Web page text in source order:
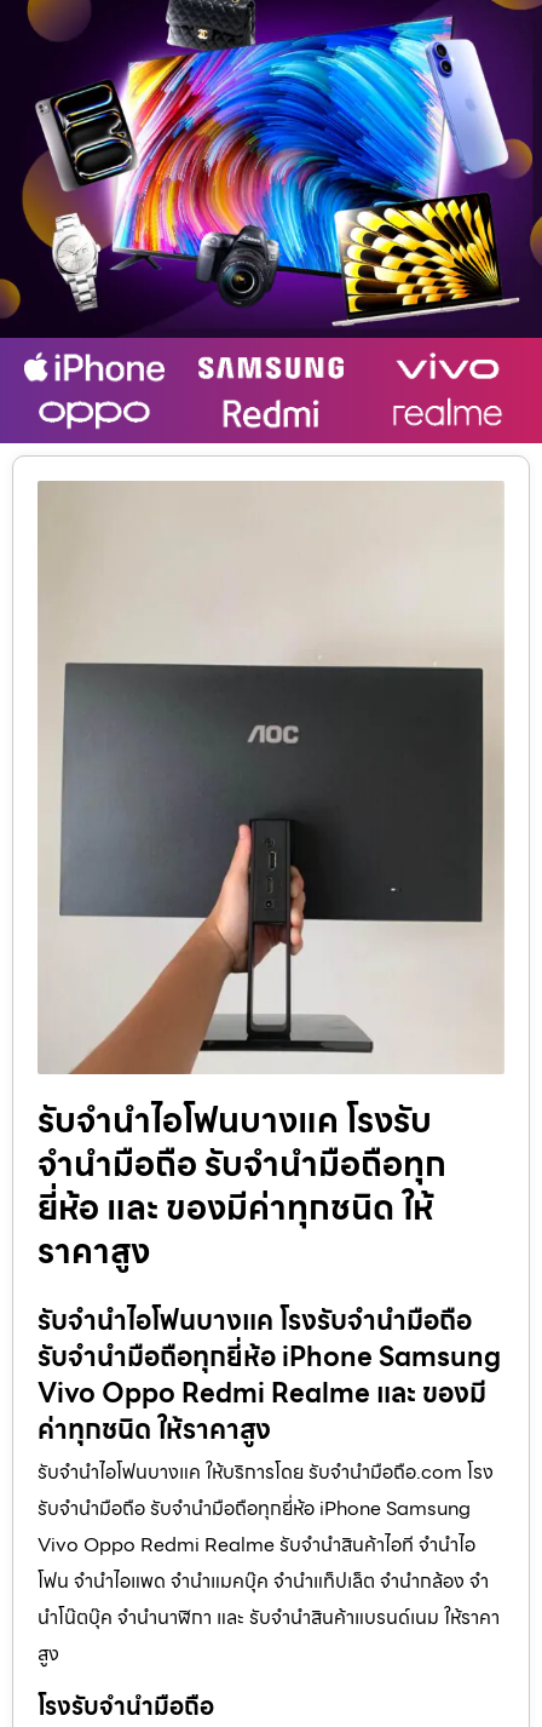
รับจำนำไอโฟนบางแค โรงรับ
จำนำมือถือ รับจำนำมือถือทุก
ยี่ห้อ และ ของมีค่าทุกชนิด ให้
ราคาสูง
รับจำนำไอโฟนบางแค โรงรับจำนำมือถือ
รับจำนำมือถือทุกยี่ห้อ iPhone Samsung
Vivo Oppo Redmi Realme และ ของมี
ค่าทุกชนิด ให้ราคาสูง
รับจำนำไอโฟนบางแค ให้บริการโดย รับจํานํามือถือ.com โรง
รับจำนำมือถือ รับจำนำมือถือทุกยี่ห้อ iPhone Samsung
Vivo Oppo Redmi Realme รับจำนำสินค้าไอที จำนำไอ
โฟน จำนำไอแพด จำนำแมคบุ๊ค จำนำแท็ปเล็ต จำนำกล้อง จำ
นำโน๊ตบุ๊ค จำนำนาฬิกา และ รับจำนำสินค้าแบรนด์เนม ให้ราคา
สูง
โรงรับจำนำมือถือ